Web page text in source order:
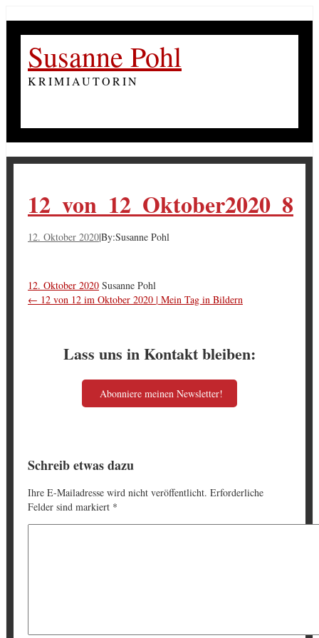
Susanne Pohl
KRIMIAUTORIN
12_von_12_Oktober2020_8
12. Oktober 2020|By:Susanne Pohl
12. Oktober 2020 Susanne Pohl
← 12 von 12 im Oktober 2020 | Mein Tag in Bildern
Lass uns in Kontakt bleiben:
Abonniere meinen Newsletter!
Schreib etwas dazu
Ihre E-Mailadresse wird nicht veröffentlicht. Erforderliche
Felder sind markiert *